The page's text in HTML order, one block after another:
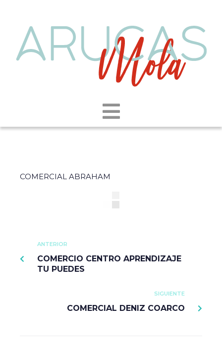
COMERCIAL ABRAHAM
ANTERIOR
COMERCIO CENTRO APRENDIZAJE
TU PUEDES
SIGUIENTE
COMERCIAL DENIZ COARCO